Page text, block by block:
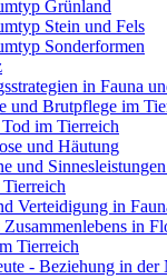
Grünland
Stein und Fels
Sonderformen
in Fauna
und Brutpflege im
im Tierreich
und Häutung
und
Verteidigung in
Zusammenlebens in
Tierreich
- Beziehung in der